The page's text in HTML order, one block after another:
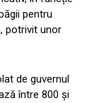
pentru
potrivit unor
de guvernul
între 800 și